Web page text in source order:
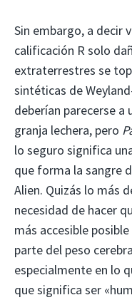
Sin embargo, a decir
calificación R solo
extraterrestres se
sintéticas de
deberían parecerse
granja lechera, pero
lo seguro significa
que forma la sangre
Alien. Quizás lo más
necesidad de hacer
más accesible posible
parte del peso
especialmente en lo
que significa ser